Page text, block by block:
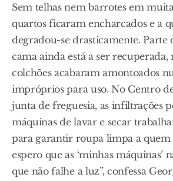
Sem telhas nem barrotes em
quartos ficaram encharcados e a
degradou-se drasticamente. Parte
cama ainda está a ser recuperada,
colchões acabaram amontoados
impróprios para uso. No Centro
junta de freguesia, as infiltrações
máquinas de lavar e secar
para garantir roupa limpa a quem
espero que as ‘minhas máquinas’
que não falhe a luz”, confessa